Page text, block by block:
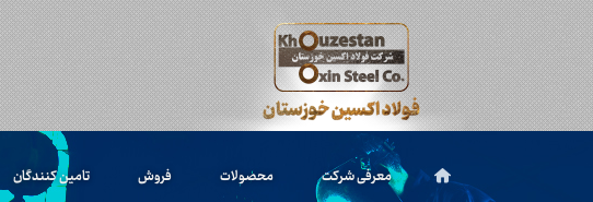
معرفی شرکت محصولات فروش تامین کنندگان